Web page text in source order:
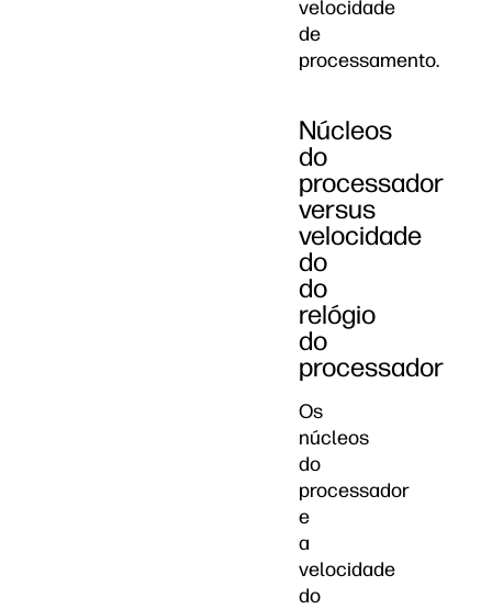
velocidade
de
processamento.
Núcleos
do
processador
versus
velocidade
do
do
relógio
do
processador
Os
núcleos
do
processador
e
a
velocidade
do